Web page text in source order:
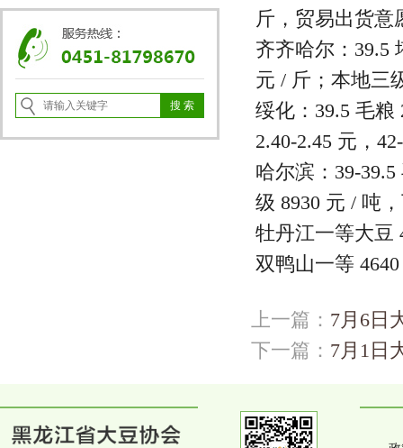
斤，贸易出货意
齐齐哈尔：39.5
元 / 斤；本地三
绥化：39.5 毛粮
2.40-2.45 元，
哈尔滨：39-
级 8930 元 / 吨
牡丹江一等大豆
双鸭山一等
上一篇： 7月6日
下一篇： 7月1日